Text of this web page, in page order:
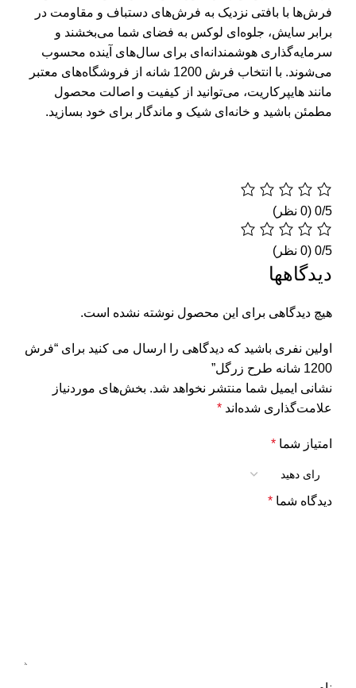
فرش‌ها با بافتی نزدیک به فرش‌های دستباف و مقاومت در
برابر سایش، جلوه‌ای لوکس به فضای شما می‌بخشند و
سرمایه‌گذاری هوشمندانه‌ای برای سال‌های آینده محسوب
می‌شوند. با انتخاب فرش 1200 شانه از فروشگاه‌های معتبر
مانند هایپرکاریت، می‌توانید از کیفیت و اصالت محصول
مطمئن باشید و خانه‌ای شیک و ماندگار برای خود بسازید.
‫0/5
‫0/5
دیدگاهها
هیچ دیدگاهی برای این محصول نوشته نشده است.
اولین نفری باشید که دیدگاهی را ارسال می کنید برای “فرش
1200 شانه طرح زرگل”
نشانی ایمیل شما منتشر نخواهد شد. بخش‌های موردنیاز
علامت‌گذاری شده‌اند *
امتیاز شما *
دیدگاه شما *